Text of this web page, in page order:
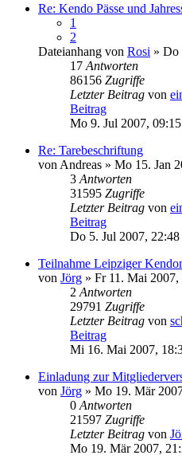
Re: Kendo Pässe und
1
2
Dateianhang von Rosi » Do
17 Antworten
86156 Zugriffe
Letzter Beitrag von
Beitrag
Mo 9. Jul 2007, 09:15
Re: Tarebeschriftung
von Andreas » Mo 15. Jan
3 Antworten
31595 Zugriffe
Letzter Beitrag von
Beitrag
Do 5. Jul 2007, 22:48
Teilnahme Leipziger
von Jörg » Fr 11. Mai 2007,
2 Antworten
29791 Zugriffe
Letzter Beitrag von
Beitrag
Mi 16. Mai 2007,
Einladung zur
von Jörg » Mo 19. Mär
0 Antworten
21597 Zugriffe
Letzter Beitrag von
Mo 19. Mär 2007,